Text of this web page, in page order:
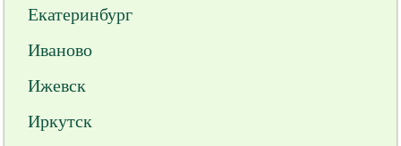
Екатеринбург
Иваново
Ижевск
Иркутск